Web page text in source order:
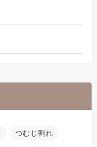
つむじ割れ